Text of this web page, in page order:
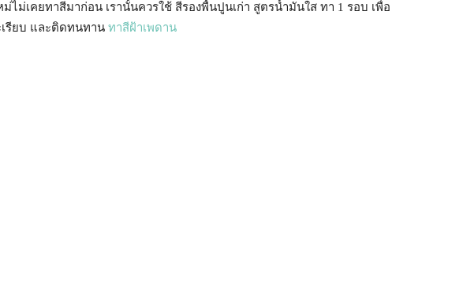
ม่ไม่เคยทาสีมาก่อน เรานั้นควรใช้ สีรองพื้นปูนเก่า สูตรน้ำมันใส ทา 1 รอบ เพื่อ
รียบ และติดทนทาน ทาสีฝ้าเพดาน